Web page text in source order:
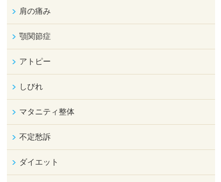
肩の痛み
顎関節症
アトピー
しびれ
マタニティ整体
不定愁訴
ダイエット